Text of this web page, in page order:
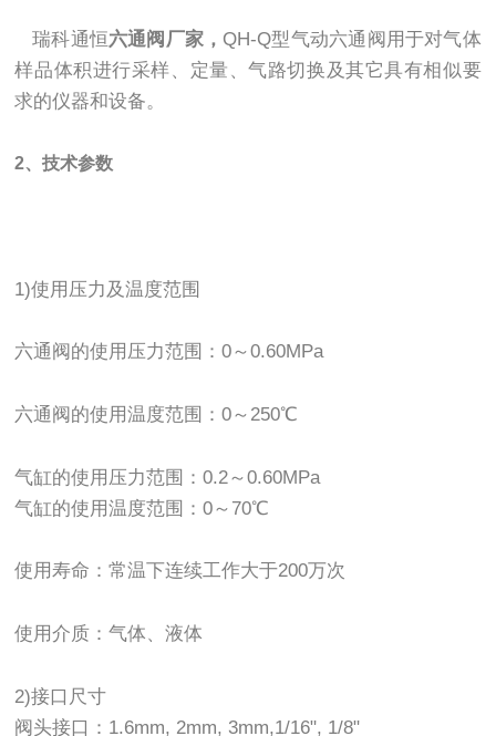
瑞科通恒六通阀厂家 ， QH-Q型气动六通阀用于对气体
样品体积进行采样、定量、气路切换及其它具有相似要
求的仪器和设备。
2、技术参数
1)使用压力及温度范围
六通阀的使用压力范围：0～0.60MPa
六通阀的使用温度范围：0～250℃
气缸的使用压力范围：0.2～0.60MPa
气缸的使用温度范围：0～70℃
使用寿命：常温下连续工作大于200万次
使用介质：气体、液体
2)接口尺寸
阀头接口：1.6mm, 2mm, 3mm,1/16", 1/8"